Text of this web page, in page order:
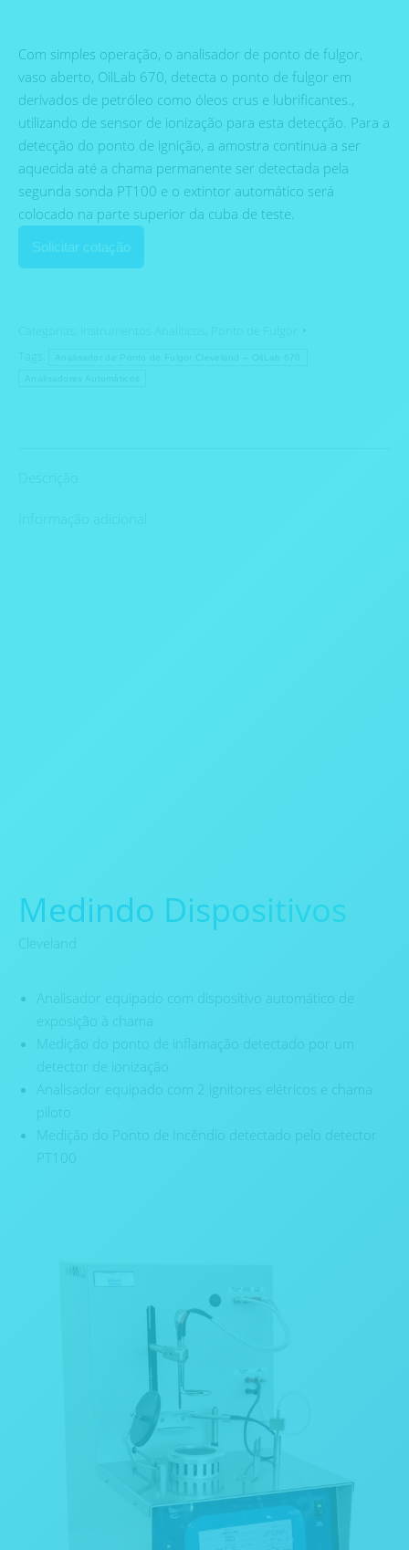
Com simples operação, o analisador de ponto de fulgor,
vaso aberto, OilLab 670, detecta o ponto de fulgor em
derivados de petróleo como óleos crus e lubrificantes.,
utilizando de sensor de ionização para esta detecção. Para a
detecção do ponto de ignição, a amostra continua a ser
aquecida até a chama permanente ser detectada pela
segunda sonda PT100 e o extintor automático será
colocado na parte superior da cuba de teste.
Solicitar cotação
Medindo Dispositivos
Cleveland
Analisador equipado com dispositivo automático de
exposição à chama
Medição do ponto de inflamação detectado por um
detector de ionização
Analisador equipado com 2 ignitores elétricos e chama
piloto
Medição do Ponto de Incêndio detectado pelo detector
PT100